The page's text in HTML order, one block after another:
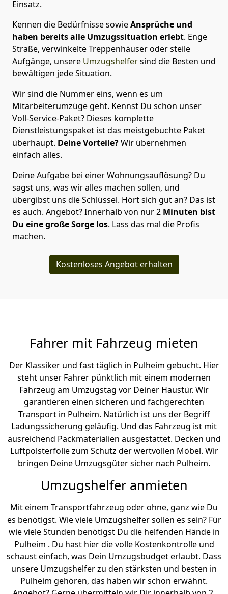
Einsatz.
Kennen die Bedürfnisse sowieAnsprüche und
haben bereits alle Umzugssituation erlebt. Enge
Straße, verwinkelte Treppenhäuser oder steile
Aufgänge, unsere Umzugshelfersind die Besten und
bewältigen jede Situation.
Wir sind die Nummer eins, wenn es um
Mitarbeiterumzüge geht. Kennst Du schon unser
Voll-Service-Paket? Dieses komplette
Dienstleistungspaket ist das meistgebuchte Paket
überhaupt. Deine Vorteile?Wir übernehmen
einfach alles.
Deine Aufgabe bei einer Wohnungsauflösung? Du
sagst uns, was wir alles machen sollen, und
übergibst uns die Schlüssel. Hört sich gut an? Das ist
es auch. Angebot? Innerhalb von nur 2 Minuten bist
Du eine große Sorge los. Lass das mal die Profis
machen.
Kostenloses Angebot erhalten
Fahrer mit Fahrzeug mieten
Der Klassiker und fast täglich in Pulheim gebucht. Hier
steht unser Fahrer pünktlich mit einem modernen
Fahrzeug am Umzugstag vor Deiner Haustür. Wir
garantieren einen sicheren und fachgerechten
Transport in Pulheim. Natürlich ist uns der Begriff
Ladungssicherung geläufig. Und das Fahrzeug ist mit
ausreichend Packmaterialien ausgestattet. Decken und
Luftpolsterfolie zum Schutz der wertvollen Möbel. Wir
bringen Deine Umzugsgüter sicher nach Pulheim.
Umzugshelfer anmieten
Mit einem Transportfahrzeug oder ohne, ganz wie Du
es benötigst. Wie viele Umzugshelfer sollen es sein? Für
wie viele Stunden benötigst Du die helfenden Hände in
Pulheim . Du hast hier die volle Kostenkontrolle und
schaust einfach, was Dein Umzugsbudget erlaubt. Dass
unsere Umzugshelfer zu den stärksten und besten in
Pulheim gehören, das haben wir schon erwähnt.